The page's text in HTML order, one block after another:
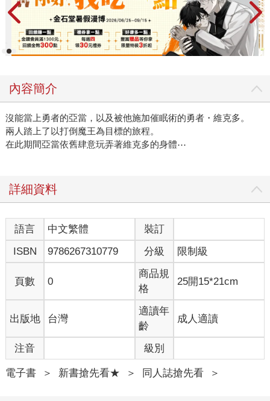
內容簡介
沒能當上勇者的亞當，以及被他施加催眠術的勇者・維克多。
兩人踏上了以打倒魔王為目標的旅程。
在此期間亞當依舊肆意玩弄著維克多的身體⋯
詳細資料
語言 中文繁體
裝訂
ISBN
9786267310779 分級 限制級
頁數 0
商品規
格
25開15*21cm
出版地 台灣
適讀年
齡
成人適讀
注音 級別
電子書 ＞ 新書搶先看★ ＞ 同人誌搶先看 ＞